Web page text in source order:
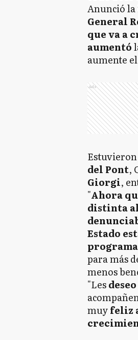
Anunció la
General
que va a
aumentó
aumente
Ads
del Pont,
Giorgi,
"Ahora
distinta al
Estado
para más
menos
"Lesdeseo
muyfeliz